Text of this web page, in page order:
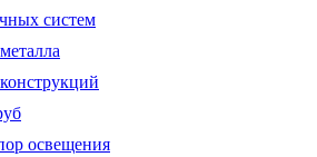
систем
освещения